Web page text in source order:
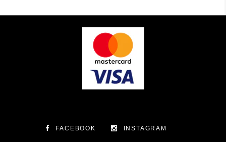
FACEBOOK INSTAGRAM